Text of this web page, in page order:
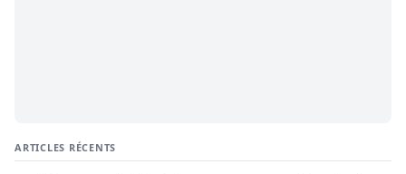
ARTICLES RÉCENTS